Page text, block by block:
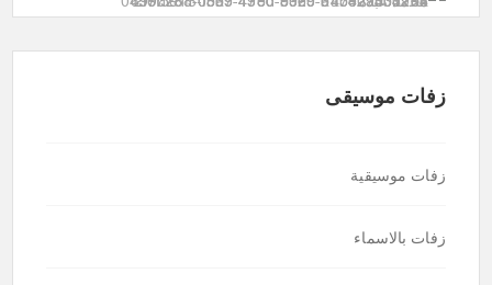
زفات موسيقى
زفات موسيقية
زفات بالاسماء